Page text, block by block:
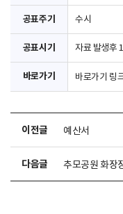
공표주기 수시
공표시기 자료 발생후
바로가기 바로가기 링
이전글 예산서
다음글 추모공원 화장